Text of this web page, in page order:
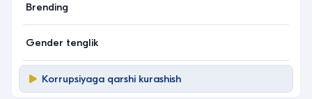
Brending
Gender tenglik
Korrupsiyaga qarshi kurashish